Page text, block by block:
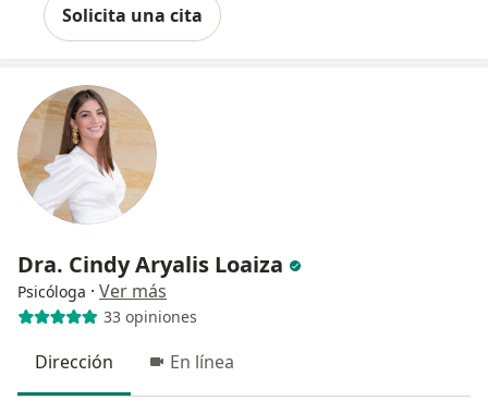
Solicita una cita
Dra. Cindy Aryalis Loaiza
Psicóloga · Ver más
33 opiniones
Dirección En línea